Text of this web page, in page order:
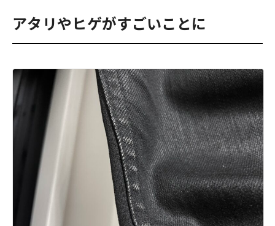
アタリやヒゲがすごいことに